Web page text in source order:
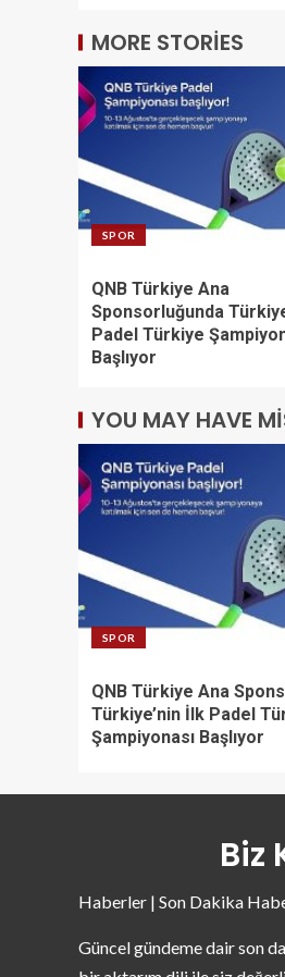
MORE STORIES
SPOR
QNB Türkiye Ana
Sponsorluğunda
Padel Türkiye
Başlıyor
YOU MAY HAVE
SPOR
QNB Türkiye Ana
Türkiye’nin İlk Padel
Şampiyonası Başlıyor
Biz
Haberler | Son Dakika
Güncel gündeme dair son